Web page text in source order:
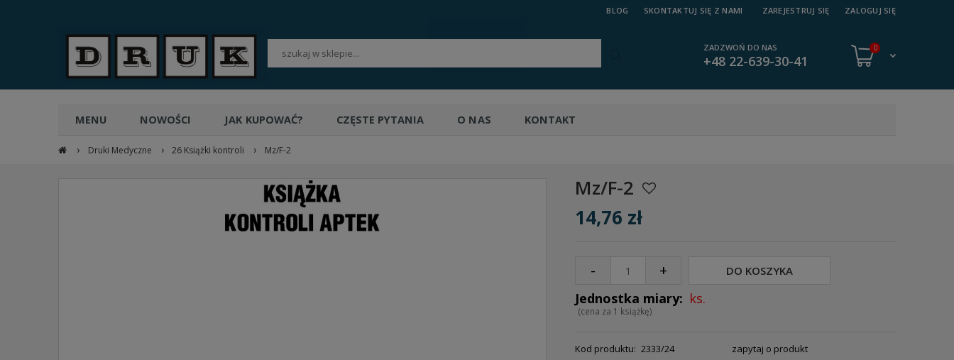
ZAREJESTRUJ SIĘ ZALOGUJ SIĘ
BLOG SKONTAKTUJ SIĘ Z NAMI
ZADZWOŃ DO NAS
+48 22-639-30-41
0
MENU NOWOŚCI JAK KUPOWAĆ? CZĘSTE PYTANIA O NAS KONTAKT
› Druki Medyczne › 26 Książki kontroli › Mz/F-2
Mz/F-2
14,76 zł
- +
ks.
(cena za 1 książkę)
DO KOSZYKA
Kod produktu: 2333/24
zapytaj o produkt